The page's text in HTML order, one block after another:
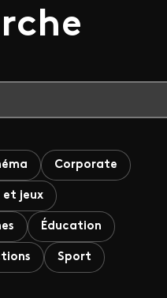
Corporate
et jeux
Éducation
Sport